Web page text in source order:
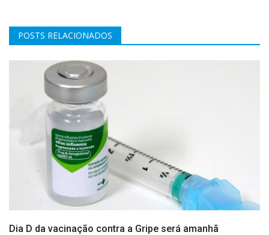
POSTS RELACIONADOS
Dia D da vacinação contra a Gripe será amanhã